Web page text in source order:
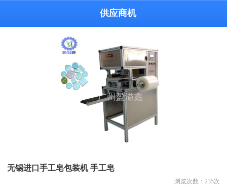
供应商机
无锡进口手工皂包装机 手工皂
浏览次数： 235次